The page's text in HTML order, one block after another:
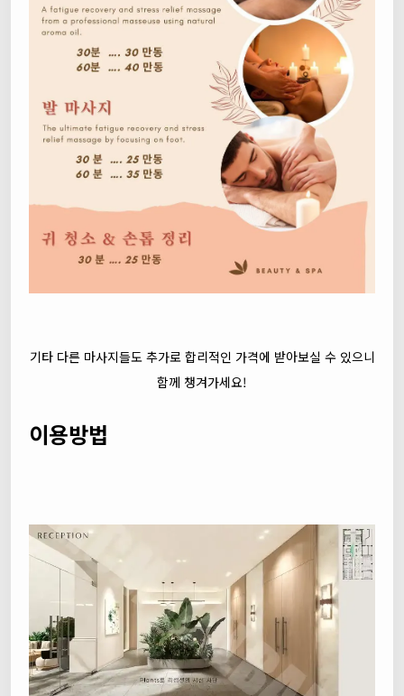
기타 다른 마사지들도 추가로 합리적인 가격에 받아보실 수 있으니
함께 챙겨가세요!
이용방법